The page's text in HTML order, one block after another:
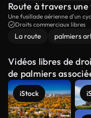
Route à travers
Une fusillade aérienne d'un
de palmiers.
Droits commerciaux libres
La route palmiers
Vidéos libres de
de palmiers
iStock